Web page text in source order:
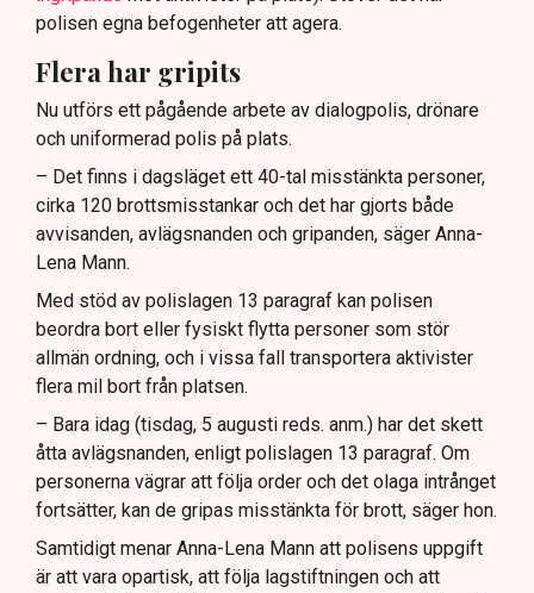
polisen egna befogenheter att agera.
Flera har gripits
Nu utförs ett pågående arbete av dialogpolis, drönare
och uniformerad polis på plats.
– Det finns i dagsläget ett 40-tal misstänkta personer,
cirka 120 brottsmisstankar och det har gjorts både
avvisanden, avlägsnanden och gripanden, säger Anna-
Lena Mann.
Med stöd av polislagen 13 paragraf kan polisen
beordra bort eller fysiskt flytta personer som stör
allmän ordning, och i vissa fall transportera aktivister
flera mil bort från platsen.
– Bara idag (tisdag, 5 augusti reds. anm.) har det skett
åtta avlägsnanden, enligt polislagen 13 paragraf. Om
personerna vägrar att följa order och det olaga intrånget
fortsätter, kan de gripas misstänkta för brott, säger hon.
Samtidigt menar Anna-Lena Mann att polisens uppgift
är att vara opartisk, att följa lagstiftningen och att